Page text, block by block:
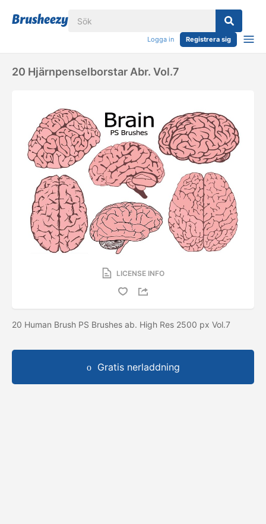
Logga in Registrera sig
20 Hjärnpenselborstar Abr. Vol.7
LICENSE INFO
20 Human Brush PS Brushes ab. High Res 2500 px Vol.7
Gratis nerladdning